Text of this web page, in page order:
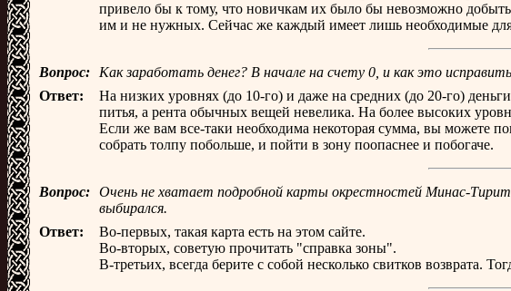
привело бы к тому, что новичкам их было бы невозможно
им и не нужных. Сейчас же каждый имеет лишь необходимые для
Вопрос:
Как заработать денег? В начале на счету 0, и как это
Ответ:
На низких уровнях (до 10-го) и даже на средних (до 20-го)
питья, а рента обычных вещей невелика. На более высоких
Если же вам все-таки необходима некоторая сумма, вы можете
собрать толпу побольше, и пойти в зону поопаснее и побогаче.
Вопрос:
Очень не хватает подробной карты окрестностей Минас-
выбирался.
Ответ:
Во-первых, такая карта есть на этом сайте.
Во-вторых, советую прочитать "справка зоны".
В-третьих, всегда берите с собой несколько свитков возврата.